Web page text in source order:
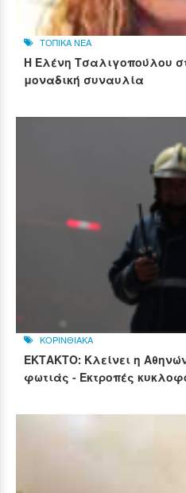
ΤΟΠΙΚΑ ΝΕΑ
Η Ελένη Τσαλιγοπούλου
μοναδική συναυλία
ΚΟΡΙΝΘΙΑΚΑ
ΕΚΤΑΚΤΟ: Κλείνει η
φωτιάς - Εκτροπές